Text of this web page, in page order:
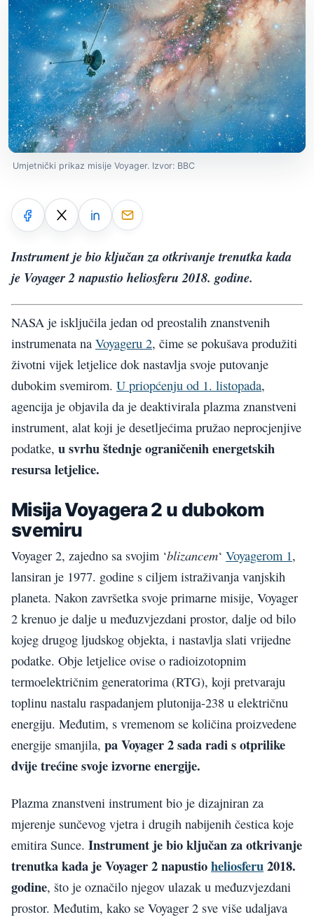
Umjetnički prikaz misije Voyager. Izvor: BBC
Instrument je bio ključan za otkrivanje trenutka kada
je Voyager 2 napustio heliosferu 2018. godine.
NASA je isključila jedan od preostalih znanstvenih
instrumenata na Voyageru 2, čime se pokušava produžiti
životni vijek letjelice dok nastavlja svoje putovanje
dubokim svemirom. U priopćenju od 1. listopada,
agencija je objavila da je deaktivirala plazma znanstveni
instrument, alat koji je desetljećima pružao neprocjenjive
podatke, u svrhu štednje ograničenih energetskih
resursa letjelice.
Misija Voyagera 2 u dubokom
svemiru
Voyager 2, zajedno sa svojim ‘blizancem‘ Voyagerom 1,
lansiran je 1977. godine s ciljem istraživanja vanjskih
planeta. Nakon završetka svoje primarne misije, Voyager
2 krenuo je dalje u međuzvjezdani prostor, dalje od bilo
kojeg drugog ljudskog objekta, i nastavlja slati vrijedne
podatke. Obje letjelice ovise o radioizotopnim
termoelektričnim generatorima (RTG), koji pretvaraju
toplinu nastalu raspadanjem plutonija-238 u električnu
energiju. Međutim, s vremenom se količina proizvedene
energije smanjila, pa Voyager 2 sada radi s otprilike
dvije trećine svoje izvorne energije.
Plazma znanstveni instrument bio je dizajniran za
mjerenje sunčevog vjetra i drugih nabijenih čestica koje
emitira Sunce. Instrument je bio ključan za otkrivanje
trenutka kada je Voyager 2 napustioheliosferu2018.
godine, što je označilo njegov ulazak u međuzvjezdani
prostor. Međutim, kako se Voyager 2 sve više udaljava